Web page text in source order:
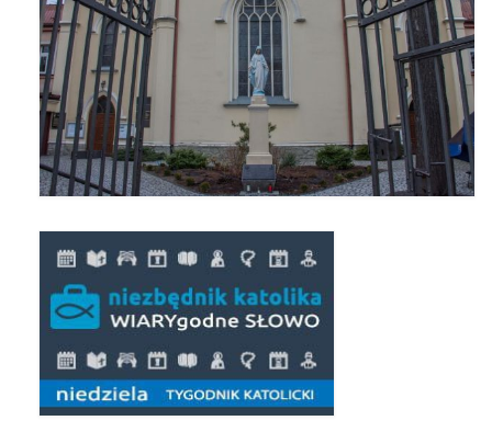
Pierwsza Komunia Święta
Pierwsza Komunia Święta – Grupa 1
Pierwsza Komunia Święta – Grupa 2
Pierwsza Komunia Święta – Grupa 3
Boże Ciało
Galerie 2020
Uroczystość Św. Jakuba Apostoła 2020
Wizytacja Kanoniczna 21.06.2020
Boże Ciało 2020